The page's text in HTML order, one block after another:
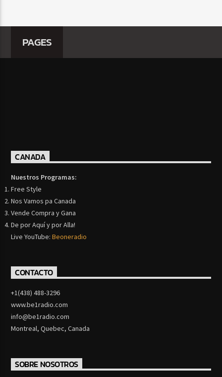
PAGES
CANADA
Nuestros Programas:
Free Style
Nos Vamos pa Canada
Vende Compra y Gana
De por Aquí y por Alla!
Live YouTube:Beoneradio
CONTACTO
+1(438) 488-3296
www.be1radio.com
info@be1radio.com
Montreal, Quebec, Canada
SOBRE NOSOTROS